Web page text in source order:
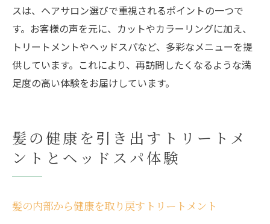
スは、ヘアサロン選びで重視されるポイントの一つで
す。お客様の声を元に、カットやカラーリングに加え、
トリートメントやヘッドスパなど、多彩なメニューを提
供しています。これにより、再訪問したくなるような満
足度の高い体験をお届けしています。
髪の健康を引き出すトリートメ
ントとヘッドスパ体験
髪の内部から健康を取り戻すトリートメント